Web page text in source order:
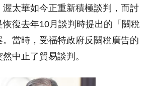
太華如今正重新積極談判，而討
復去年10月談判時提出的「關稅
。當時，受福特政府反關稅廣告的
中止了貿易談判。